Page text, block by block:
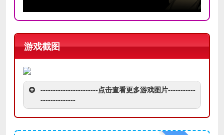
游戏截图
-----------------------点击查看更多游戏图片-----------
--------------